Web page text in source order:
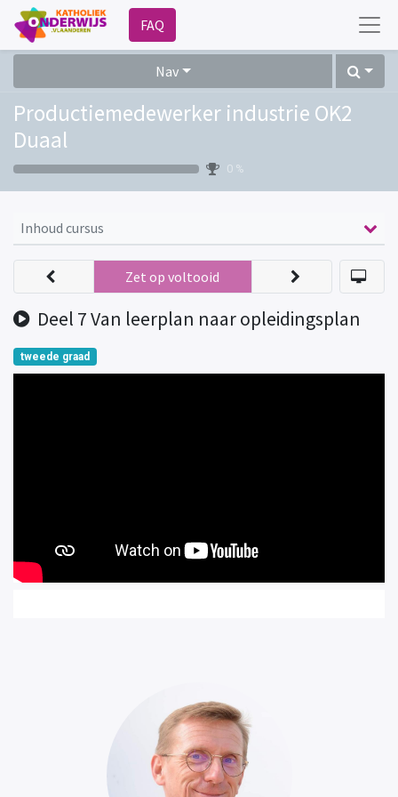
FAQ
Nav
Productiemedewerker industrie OK2
Duaal
0 %
Inhoud cursus
Deel 7 Van leerplan naar opleidingsplan
Zet op voltooid
tweede graad